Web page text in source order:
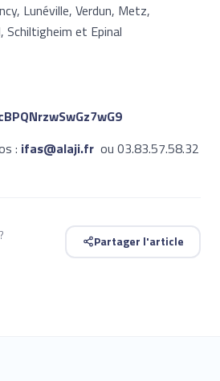
Lunéville, Verdun, Metz,
Schiltigheim et Epinal
: ifas@alaji.fr ou 03.83.57.58.32
Partager l'article